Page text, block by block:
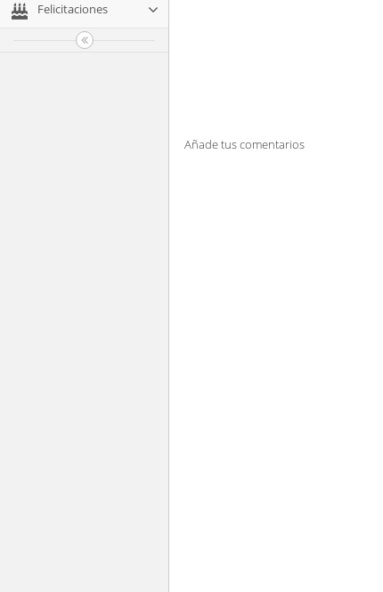
Felicitaciones
Añade tus comentarios